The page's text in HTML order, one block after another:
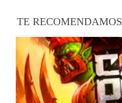
TE RECOMENDAMOS